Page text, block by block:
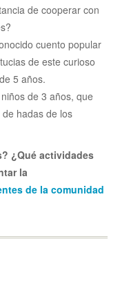
de cooperar con
cuento popular
de este curioso
5 años.
de 3 años, que
hadas de los
¿Qué actividades
la
de la comunidad